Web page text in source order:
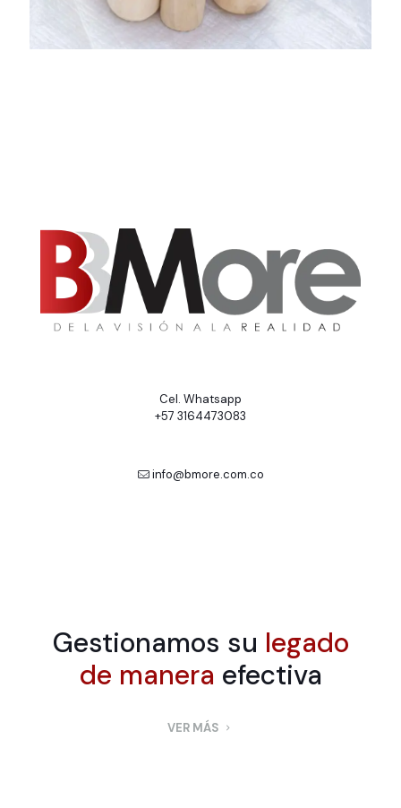
Cel. Whatsapp
+57 3164473083
info@bmore.com.co
Gestionamos su legado
de manera efectiva
VER MÁS